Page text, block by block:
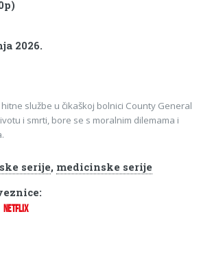
2026.
službe u čikaškoj bolnici County General
i smrti, bore se s moralnim dilemama i
serije, medicinske serije
NETFLIX